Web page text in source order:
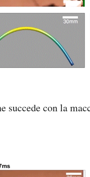
succede con la